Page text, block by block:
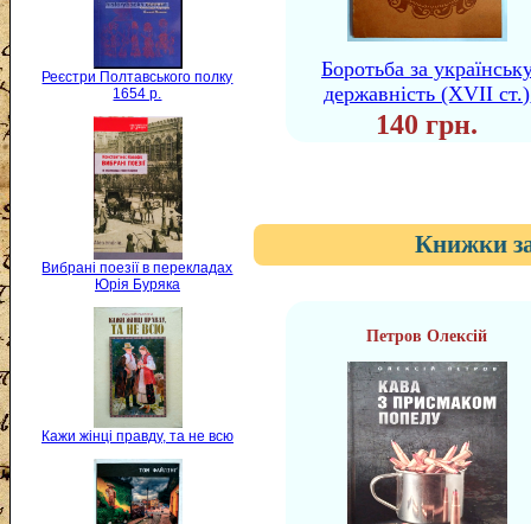
Реєстри Полтавського полку
1654 р.
Вибрані поезії в перекладах
Юрія Буряка
Кажи жінці правду, та не всю
Боротьба за
державність (XVII ст.)
140 грн.
Книжки
Петров Олексій